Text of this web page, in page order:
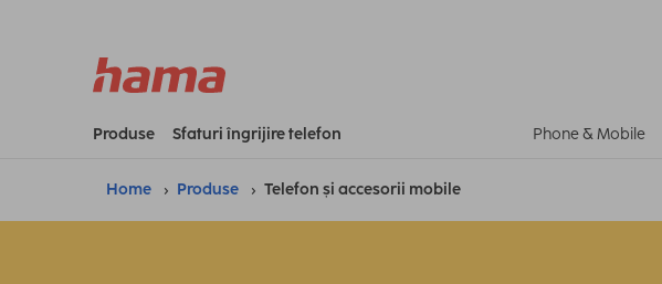
Produse Sfaturi îngrijire telefon Phone & Mobile
Home Produse Telefon și accesorii mobile